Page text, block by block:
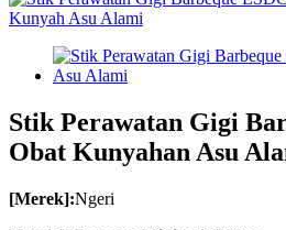
Stik Perawatan Gigi
Obat Kunyahan Asu
[Merek]:Ngeri